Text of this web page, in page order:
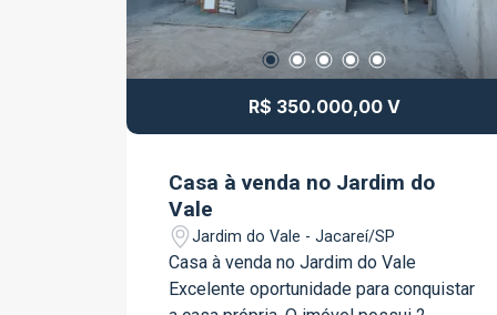
para quem busca adquirir um imóvel
com a possibilidade de personalizar o
acabamento e a distribuição dos
informações e agende uma visita para
R$ 350.000,00 V
Casa à venda no Jardim do
Vale
Jardim do Vale - Jacareí/SP
Casa à venda no Jardim do Vale
Excelente oportunidade para conquistar